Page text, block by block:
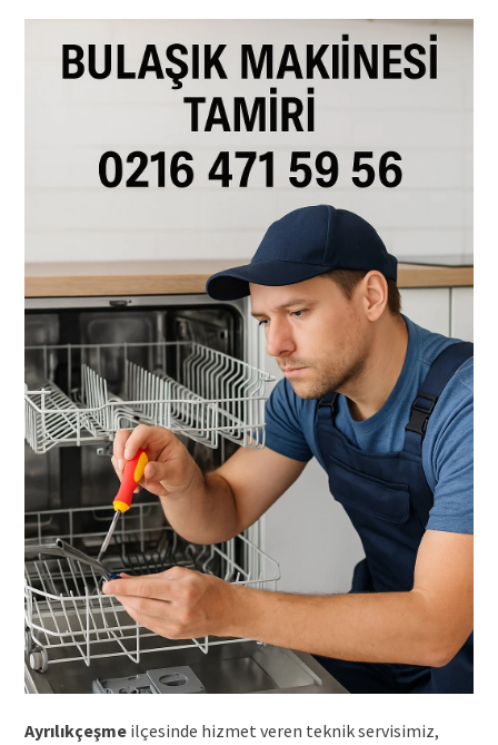
Ayrılıkçeşmeilçesinde hizmet veren teknik servisimiz,